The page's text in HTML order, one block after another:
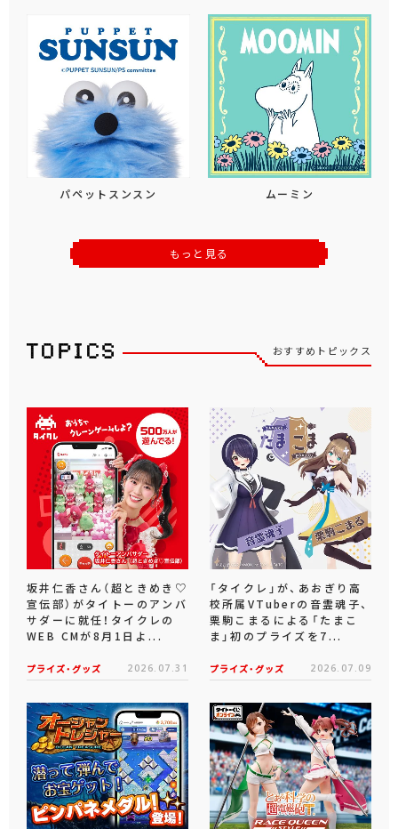
パペットスンスン ムーミン
もっと見る
おすすめトピックス
坂井仁香さん（超ときめき♡
宣伝部）がタイトーのアンバ
サダーに就任！タイクレの
WEB CMが8月1日よ...
プライズ・グッズ 2026.07.31
「タイクレ」が、あおぎり高
校所属VTuberの音霊魂子、
栗駒こまるによる「たまこ
ま」初のプライズを7...
プライズ・グッズ 2026.07.09